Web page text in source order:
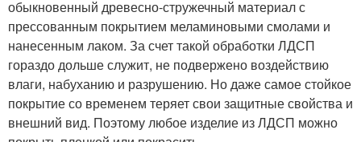
обыкновенный древесно-стружечный материал с
прессованным покрытием меламиновыми смолами и
нанесенным лаком. За счет такой обработки ЛДСП
гораздо дольше служит, не подвержено воздействию
влаги, набуханию и разрушению. Но даже самое стойкое
покрытие со временем теряет свои защитные свойства и
внешний вид. Поэтому любое изделие из ЛДСП можно